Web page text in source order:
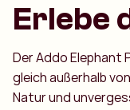
Erlebe
Der Addo Elephant
gleich außerhalb
Natur und